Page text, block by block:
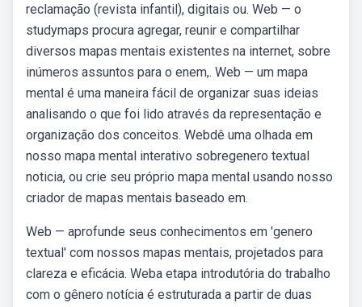
reclamação (revista infantil), digitais ou. Web — o
studymaps procura agregar, reunir e compartilhar
diversos mapas mentais existentes na internet, sobre
inúmeros assuntos para o enem,. Web — um mapa
mental é uma maneira fácil de organizar suas ideias
analisando o que foi lido através da representação e
organização dos conceitos. Webdê uma olhada em
nosso mapa mental interativo sobregenero textual
noticia, ou crie seu próprio mapa mental usando nosso
criador de mapas mentais baseado em.
Web — aprofunde seus conhecimentos em 'genero
textual' com nossos mapas mentais, projetados para
clareza e eficácia. Weba etapa introdutória do trabalho
com o gênero notícia é estruturada a partir de duas